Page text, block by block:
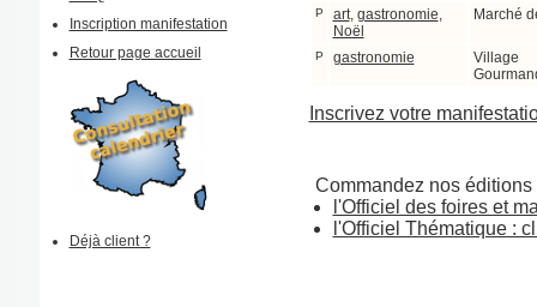
Inscription manifestation
Retour page accueil
Déjà client ?
P art, gastronomie,
Noël
Marché
P gastronomie
Village
Inscrivez votre
Commandez nos éditions
l'Officiel des foires et
l'Officiel Thématique :